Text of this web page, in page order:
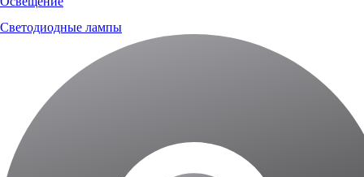
Светодиодные лампы